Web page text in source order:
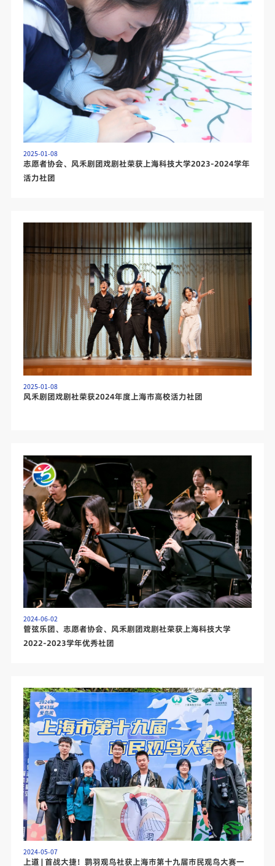
2025-01-08
志愿者协会、风禾剧团戏剧社荣获上海科技大学2023-2024学年
活力社团
2025-01-08
风禾剧团戏剧社荣获2024年度上海市高校活力社团
2024-06-02
管弦乐团、志愿者协会、风禾剧团戏剧社荣获上海科技大学
2022-2023学年优秀社团
2024-05-07
上道 | 首战大捷！鹮羽观鸟社获上海市第十九届市民观鸟大赛一